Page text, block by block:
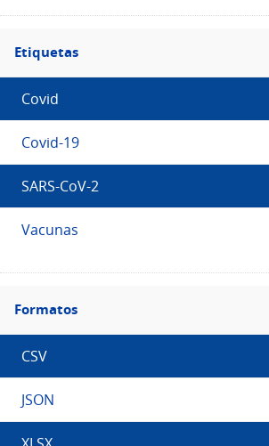
Filtro
Etiquetas
Etiquetas
Covid
Covid-19
SARS-CoV-2
Vacunas
Filtro
Formatos
Formatos
CSV
JSON